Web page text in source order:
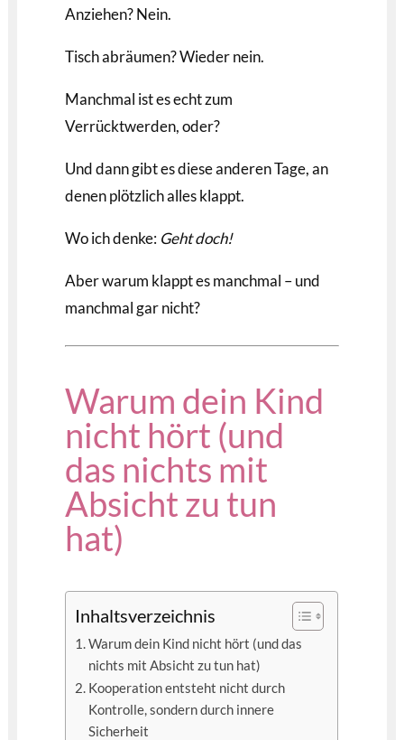
Anziehen? Nein.
Tisch abräumen? Wieder nein.
Manchmal ist es echt zum
Verrücktwerden, oder?
Und dann gibt es diese anderen Tage, an
denen plötzlich alles klappt.
Wo ich denke: Geht doch!
Aber warum klappt es manchmal – und
manchmal gar nicht?
Warum dein Kind
nicht hört (und
das nichts mit
Absicht zu tun
hat)
Inhaltsverzeichnis
Warum dein Kind nicht hört (und das
nichts mit Absicht zu tun hat)
Kooperation entsteht nicht durch
Kontrolle, sondern durch innere
Sicherheit